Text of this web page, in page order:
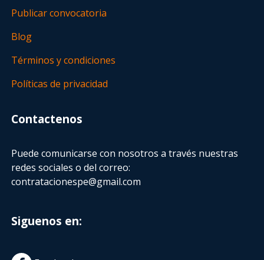
Publicar convocatoria
Blog
Términos y condiciones
Políticas de privacidad
Contactenos
Puede comunicarse con nosotros a través nuestras
redes sociales o del correo:
contratacionespe@gmail.com
Siguenos en: